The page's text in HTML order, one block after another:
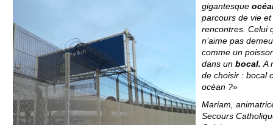
gigantesque
parcours de vie et
rencontres. Celui
n’aime pas
comme un
dans un bocal. A
de choisir : bocal
océan ?»
Mariam,
Secours